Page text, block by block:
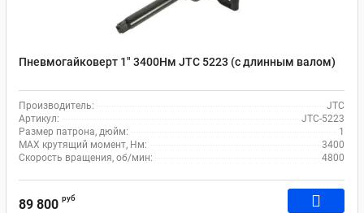
Пневмогайковерт 1" 3400Нм JTC 5223 (с длинным валом)
Производитель:
JTC
Артикул:
JTC-5223
Размер патрона, дюйм:
1
MAX крутящий момент, Нм:
3400
Скорость вращения, об/мин:
4800
89 800 руб